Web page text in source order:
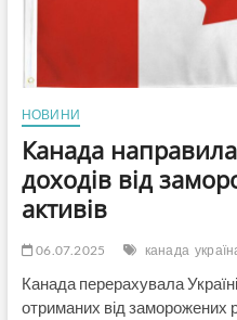
комуністичної
символіки»
НОВИНИ
Канада
доходів від
активів
06.07.2025 канада
Канада перерахувала
отриманих від заморожених